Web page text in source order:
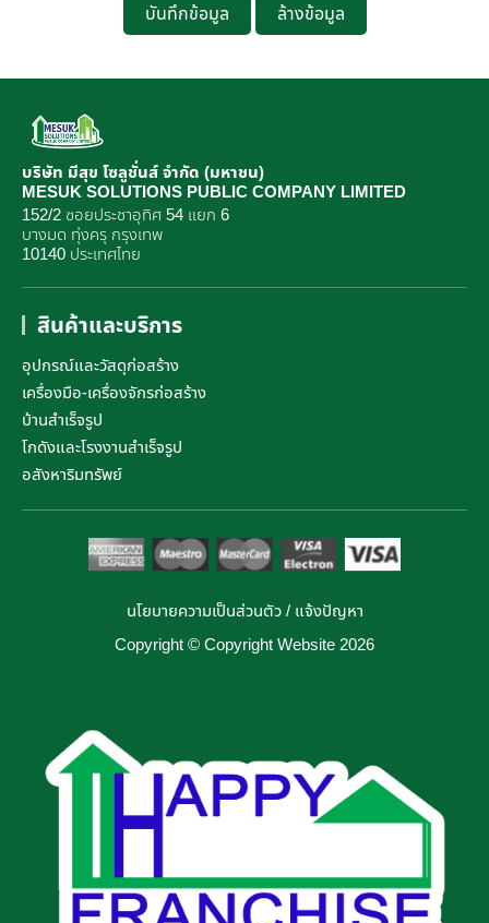
บันทึกข้อมูล ล้างข้อมูล
บริษัท มีสุข โซลูชั่นส์ จำกัด (มหาชน)
MESUK SOLUTIONS PUBLIC COMPANY LIMITED
152/2 ซอยประชาอุทิศ 54 แยก 6
บางมด ทุ่งครุ กรุงเทพ
10140 ประเทศไทย
สินค้าและบริการ
อุปกรณ์และวัสดุก่อสร้าง
เครื่องมือ-เครื่องจักรก่อสร้าง
บ้านสำเร็จรูป
โกดังและโรงงานสำเร็จรูป
อสังหาริมทรัพย์
นโยบายความเป็นส่วนตัว/ แจ้งปัญหา
Copyright © Copyright Website 2026